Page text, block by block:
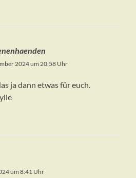
2024 um 20:58 Uhr
ja dann etwas für euch.
um 8:41 Uhr